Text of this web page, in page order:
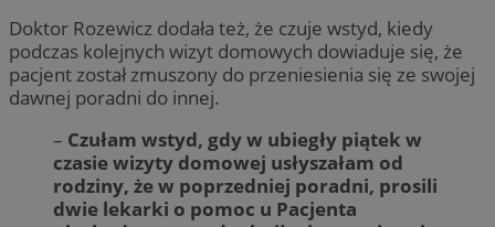
Doktor Rozewicz dodała też, że czuje wstyd, kiedy
podczas kolejnych wizyt domowych dowiaduje się, że
pacjent został zmuszony do przeniesienia się ze swojej
dawnej poradni do innej.
– Czułam wstyd, gdy w ubiegły piątek w
czasie wizyty domowej usłyszałam od
rodziny, że w poprzedniej poradni, prosili
dwie lekarki o pomoc u Pacjenta